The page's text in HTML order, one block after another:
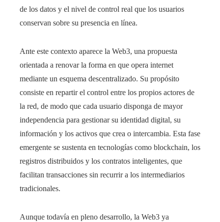
de los datos y el nivel de control real que los usuarios
conservan sobre su presencia en línea.
Ante este contexto aparece la Web3, una propuesta
orientada a renovar la forma en que opera internet
mediante un esquema descentralizado. Su propósito
consiste en repartir el control entre los propios actores de
la red, de modo que cada usuario disponga de mayor
independencia para gestionar su identidad digital, su
información y los activos que crea o intercambia. Esta fase
emergente se sustenta en tecnologías como blockchain, los
registros distribuidos y los contratos inteligentes, que
facilitan transacciones sin recurrir a los intermediarios
tradicionales.
Aunque todavía en pleno desarrollo, la Web3 ya